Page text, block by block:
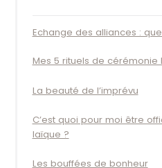
Echange des alliances :
Mes 5 rituels de
La beauté de l’imprévu
C’est quoi pour moi être
laïque ?
Les bouffées de bonheur